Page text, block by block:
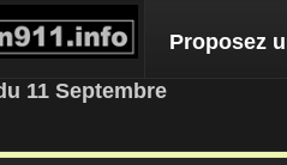
Proposez
11 Septembre